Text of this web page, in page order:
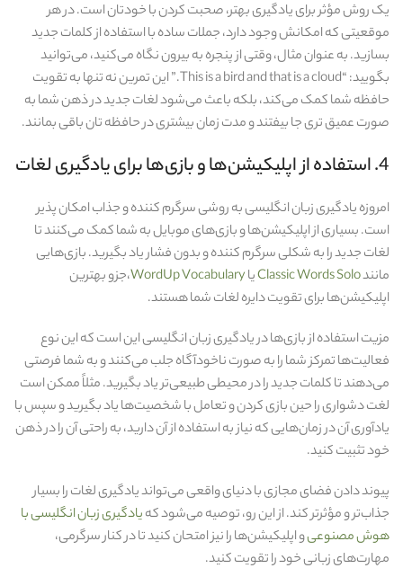
یک روش مؤثر برای یادگیری بهتر، صحبت کردن با خودتان است. در هر
موقعیتی که امکانش وجود دارد، جملات ساده با استفاده از کلمات جدید
بسازید. به عنوان مثال، وقتی از پنجره به بیرون نگاه می‌کنید، می‌توانید
بگویید: “This is a bird and that is a cloud.” این تمرین نه تنها به تقویت
حافظه شما کمک می‌کند، بلکه باعث می‌شود لغات جدید در ذهن شما به
صورت عمیق‌ تری جا بیفتند و مدت زمان بیشتری در حافظه‌ تان باقی بمانند.
4. استفاده از اپلیکیشن‌ها و بازی‌ها برای یادگیری لغات
امروزه یادگیری زبان انگلیسی به روشی سرگرم‌ کننده و جذاب امکان‌ پذیر
است. بسیاری از اپلیکیشن‌ها و بازی‌های موبایل به شما کمک می‌کنند تا
لغات جدید را به شکلی سرگرم‌ کننده و بدون فشار یاد بگیرید. بازی‌هایی
مانندClassic Words SoloیاWordUp Vocabulary،جزو بهترین
اپلیکیشن‌ها برای تقویت دایره لغات شما هستند.
مزیت استفاده از بازی‌ها در یادگیری زبان انگلیسی این است که این نوع
فعالیت‌ها تمرکز شما را به صورت ناخودآگاه جلب می‌کنند و به شما فرصتی
می‌دهند تا کلمات جدید را در محیطی طبیعی‌تر یاد بگیرید. مثلاً ممکن است
لغت دشواری را حین بازی کردن و تعامل با شخصیت‌ها یاد بگیرید و سپس با
یادآوری آن در زمان‌هایی که نیاز به استفاده از آن دارید، به راحتی آن را در ذهن
خود تثبیت کنید.
پیوند دادن فضای مجازی با دنیای واقعی می‌تواند یادگیری لغات را بسیار
جذاب‌تر و مؤثرتر کند. از این رو، توصیه می‌شود کهیادگیری زبان انگلیسی با
هوش مصنوعیو اپلیکیشن‌ها را نیز امتحان کنید تا در کنار سرگرمی،
مهارت‌های زبانی خود را تقویت کنید.